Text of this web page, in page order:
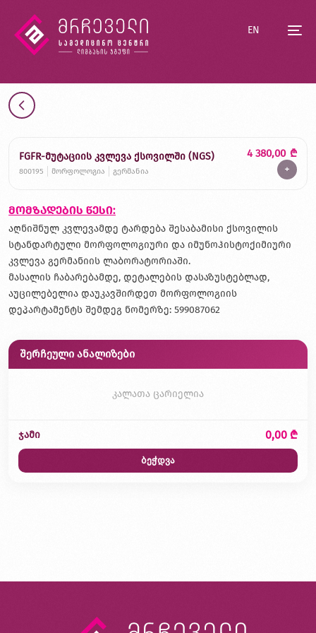
EN
FGFR-მუტაციის კვლევა ქსოვილში (NGS)
800195 მორფოლოგია გერმანია
4 380,00 ₾
+
მომზადების წესი:
აღნიშნულ კვლევამდე ტარდება შესაბამისი ქსოვილის
სტანდარტული მორფოლოგიური და იმუნოჰისტოქიმიური
კვლევა გერმანიის ლაბორატორიაში.
მასალის ჩაბარებამდე, დეტალების დასაზუსტებლად,
აუცილებელია დაუკავშირდეთ მორფოლოგიის
დეპარტამენტს შემდეგ ნომერზე: 599087062
შერჩეული ანალიზები
კალათა ცარიელია
ჯამი 0,00 ₾
ბეჭდვა